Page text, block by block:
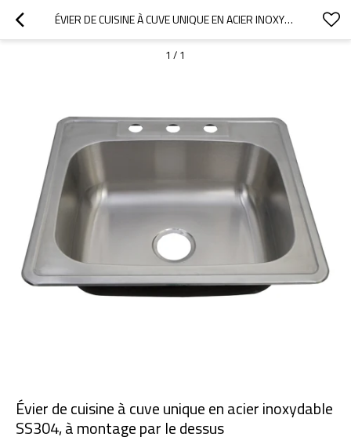
ÉVIER DE CUISINE À CUVE UNIQUE EN ACIER INOXYDABLE SS304, À MONTAGE PAR LE DESSUS
1 / 1
Évier de cuisine à cuve unique en acier inoxydable
SS304, à montage par le dessus